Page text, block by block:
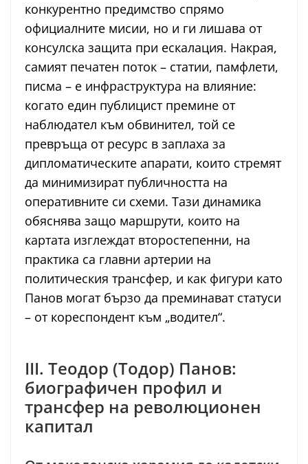
конкурентно предимство спрямо
официалните мисии, но и ги лишава от
консулска защита при ескалация. Накрая,
самият печатен поток – статии, памфлети,
писма – е инфраструктура на влияние:
когато един публицист премине от
наблюдател към обвинител, той се
превръща от ресурс в заплаха за
дипломатическите апарати, които стремят
да минимизират публичността на
оперативните си схеми. Тази динамика
обяснява защо маршрути, които на
картата изглеждат второстепенни, на
практика са главни артерии на
политическия трансфер, и как фигури като
Панов могат бързо да преминават статуси
– от кореспондент към „водител“.
III. Теодор (Тодор) Панов:
биографичен профил и
трансфер на революционен
капитал